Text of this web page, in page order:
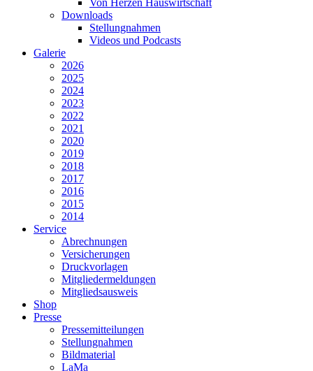
Downloads
Stellungnahmen
Videos und Podcasts
Galerie
2026
2025
2024
2023
2022
2021
2020
2019
2018
2017
2016
2015
2014
Service
Abrechnungen
Versicherungen
Druckvorlagen
Mitgliedermeldungen
Mitgliedsausweis
Shop
Presse
Pressemitteilungen
Stellungnahmen
Bildmaterial
LaMa